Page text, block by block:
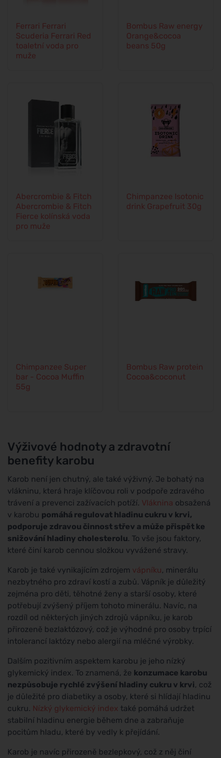
Ferrari Ferrari
Scuderia Ferrari Red
toaletní voda pro
muže
Bombus Raw energy
Orange&cocoa
beans 50g
Abercrombie & Fitch
Abercrombie & Fitch
Fierce kolínská voda
pro muže
Chimpanzee Isotonic
drink Grapefruit 30g
Chimpanzee Super
bar - Cocoa Muffin
55g
Bombus Raw protein
Cocoa&coconut
Výživové hodnoty a zdravotní
benefity karobu
Karob není jen chutný, ale také výživný. Je bohatý na
vlákninu, která hraje klíčovou roli v podpoře zdravého
trávení a prevenci zažívacích potíží. Vláknina obsažená
v karobu pomáhá regulovat hladinu cukru v krvi,
podporuje zdravou činnost střev a může přispět ke
snižování hladiny cholesterolu. To vše jsou faktory,
které činí karob cennou složkou vyvážené stravy.
Karob je také vynikajícím zdrojem vápníku, minerálu
nezbytného pro zdraví kostí a zubů. Vápník je důležitý
zejména pro děti, těhotné ženy a starší osoby, které
potřebují zvýšený příjem tohoto minerálu. Navíc, na
rozdíl od některých jiných zdrojů vápníku, je karob
přirozeně bezlaktózový, což je výhodné pro osoby trpící
intolerancí laktózy nebo alergií na mléčné výrobky.
Dalším pozitivním aspektem karobu je jeho nízký
glykemický index. To znamená, že konzumace karobu
nezpůsobuje rychlé zvýšení hladiny cukru v krvi, což
je důležité pro diabetiky a osoby, které si hlídají hladinu
cukru. Nízký glykemický index také pomáhá udržet
stabilní hladinu energie během dne a zabraňuje
pocitům hladu, které by vedly k přejídání.
Karob je navíc přirozeně bezlepkový, což z něj činí